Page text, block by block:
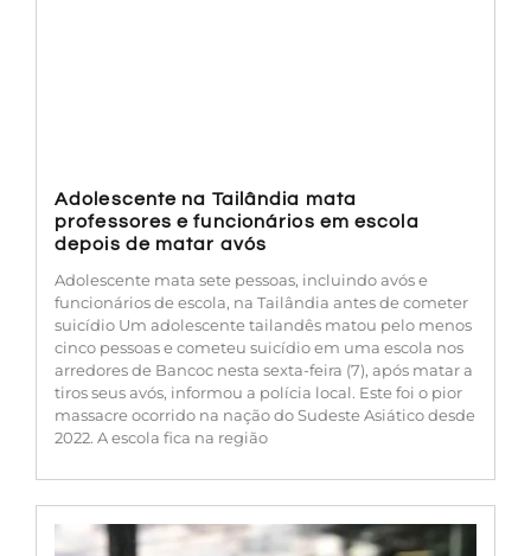
Adolescente na Tailândia mata
professores e funcionários em escola
depois de matar avós
Adolescente mata sete pessoas, incluindo avós e
funcionários de escola, na Tailândia antes de cometer
suicídio Um adolescente tailandês matou pelo menos
cinco pessoas e cometeu suicídio em uma escola nos
arredores de Bancoc nesta sexta-feira (7), após matar a
tiros seus avós, informou a polícia local. Este foi o pior
massacre ocorrido na nação do Sudeste Asiático desde
2022. A escola fica na região